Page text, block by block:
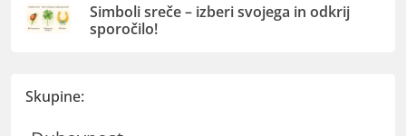
Simboli sreče – izberi svojega in odkrij
sporočilo!
Skupine: